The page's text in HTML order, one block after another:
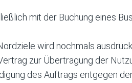
mit der Buchung eines
wird nochmals
zur Übertragung der
des Auftrags entgegen